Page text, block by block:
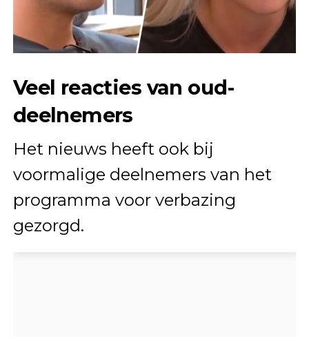
Veel reacties van oud-
deelnemers
Het nieuws heeft ook bij
voormalige deelnemers van het
programma voor verbazing
gezorgd.